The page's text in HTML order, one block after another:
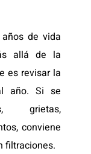
de vida
allá de la
es revisar la
año. Si se
grietas,
conviene
filtraciones.